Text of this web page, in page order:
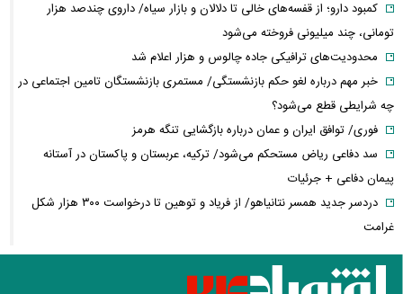
کمبود دارو؛ از قفسه‌های خالی تا دلالان و بازار سیاه/ داروی چندصد هزار
تومانی، چند میلیونی فروخته می‌شود
محدودیت‌های ترافیکی جاده چالوس و هزار اعلام شد
خبر مهم درباره لغو حکم بازنشستگی/ مستمری بازنشستگان تامین اجتماعی در
چه شرایطی قطع می‌شود؟
فوری/ توافق ایران و عمان درباره بازگشایی تنگه هرمز
سد دفاعی ریاض مستحکم می‌شود/ ترکیه، عربستان و پاکستان در آستانه
پیمان دفاعی + جرئیات
دردسر جدید همسر نتانیاهو/ از فریاد و توهین تا درخواست ۳۰۰ هزار شکل
غرامت
ترامپ:ذخایر تقریبا نامحدود داریم، اما برخی مهمات کم شده! / ونس یا روبیو
کدام گزینه محبوب ترامپ است؟